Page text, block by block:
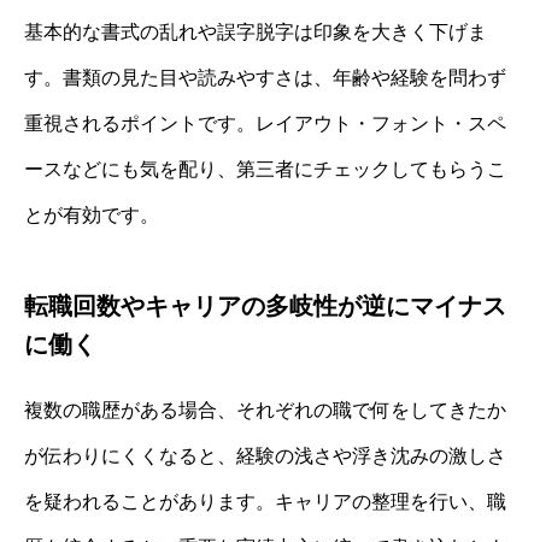
基本的な書式の乱れや誤字脱字は印象を大きく下げま
す。書類の見た目や読みやすさは、年齢や経験を問わず
重視されるポイントです。レイアウト・フォント・スペ
ースなどにも気を配り、第三者にチェックしてもらうこ
とが有効です。
転職回数やキャリアの多岐性が逆にマイナス
に働く
複数の職歴がある場合、それぞれの職で何をしてきたか
が伝わりにくくなると、経験の浅さや浮き沈みの激しさ
を疑われることがあります。キャリアの整理を行い、職